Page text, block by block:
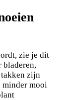
zie je dit
bladeren,
zijn
minder mooi